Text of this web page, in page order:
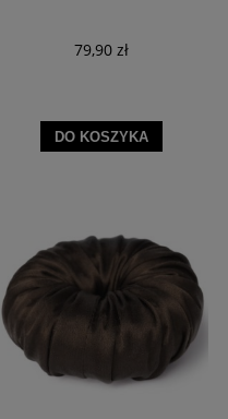
79,90 zł
DO KOSZYKA